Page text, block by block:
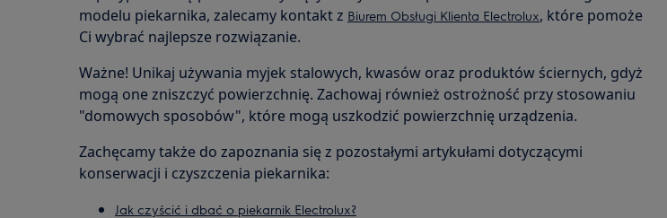
modelu piekarnika, zalecamy kontakt z Biurem Obsługi Klienta Electrolux, które pomoże
Ci wybrać najlepsze rozwiązanie.
Ważne! Unikaj używania myjek stalowych, kwasów oraz produktów ściernych, gdyż
mogą one zniszczyć powierzchnię. Zachowaj również ostrożność przy stosowaniu
"domowych sposobów", które mogą uszkodzić powierzchnię urządzenia.
Zachęcamy także do zapoznania się z pozostałymi artykułami dotyczącymi
konserwacji i czyszczenia piekarnika:
Jak czyścić i dbać o piekarnik Electrolux?